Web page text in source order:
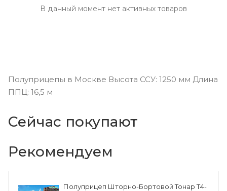
В данный момент нет активных товаров
Полуприцепы в Москве Высота ССУ: 1250 мм Длина
ППЦ: 16,5 м
Сейчас покупают
Рекомендуем
Полуприцеп Шторно-Бортовой Тонар Т4-